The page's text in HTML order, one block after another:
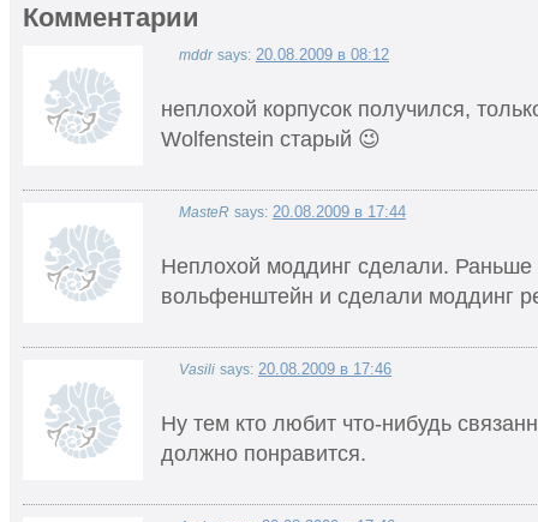
Комментарии
mddr says: 20.08.2009 в 08:12
неплохой корпусок получился,
Wolfenstein старый 😉
MasteR says: 20.08.2009 в 17:44
Неплохой моддинг сделали. Раньше
вольфенштейн и сделали моддинг
Vasili says: 20.08.2009 в 17:46
Ну тем кто любит что-нибудь
должно понравится.